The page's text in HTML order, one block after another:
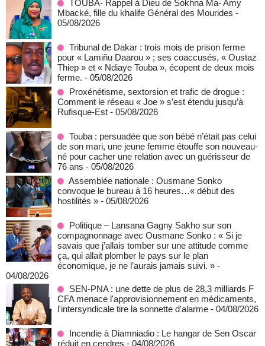
TOUBA- Rappel à Dieu de Sokhna Ma- Amy
Mbacké, fille du khalife Général des Mourides -
05/08/2026
Tribunal de Dakar : trois mois de prison ferme
pour « Lamiñu Daarou » ; ses coaccusés, « Oustaz
Thiep » et « Ndiaye Touba », écopent de deux mois
ferme. - 05/08/2026
Proxénétisme, sextorsion et trafic de drogue :
Comment le réseau « Joe » s’est étendu jusqu’à
Rufisque-Est - 05/08/2026
Touba : persuadée que son bébé n’était pas celui
de son mari, une jeune femme étouffe son nouveau-
né pour cacher une relation avec un guérisseur de
76 ans - 05/08/2026
Assemblée nationale : Ousmane Sonko
convoque le bureau à 16 heures…« début des
hostilités » - 05/08/2026
Politique – Lansana Gagny Sakho sur son
compagnonnage avec Ousmane Sonko : « Si je
savais que j’allais tomber sur une attitude comme
ça, qui allait plomber le pays sur le plan
économique, je ne l’aurais jamais suivi. » -
04/08/2026
SEN-PNA : une dette de plus de 28,3 milliards F
CFA menace l'approvisionnement en médicaments,
l'intersyndicale tire la sonnette d'alarme - 04/08/2026
Incendie à Diamniadio : Le hangar de Sen Oscar
réduit en cendres - 04/08/2026